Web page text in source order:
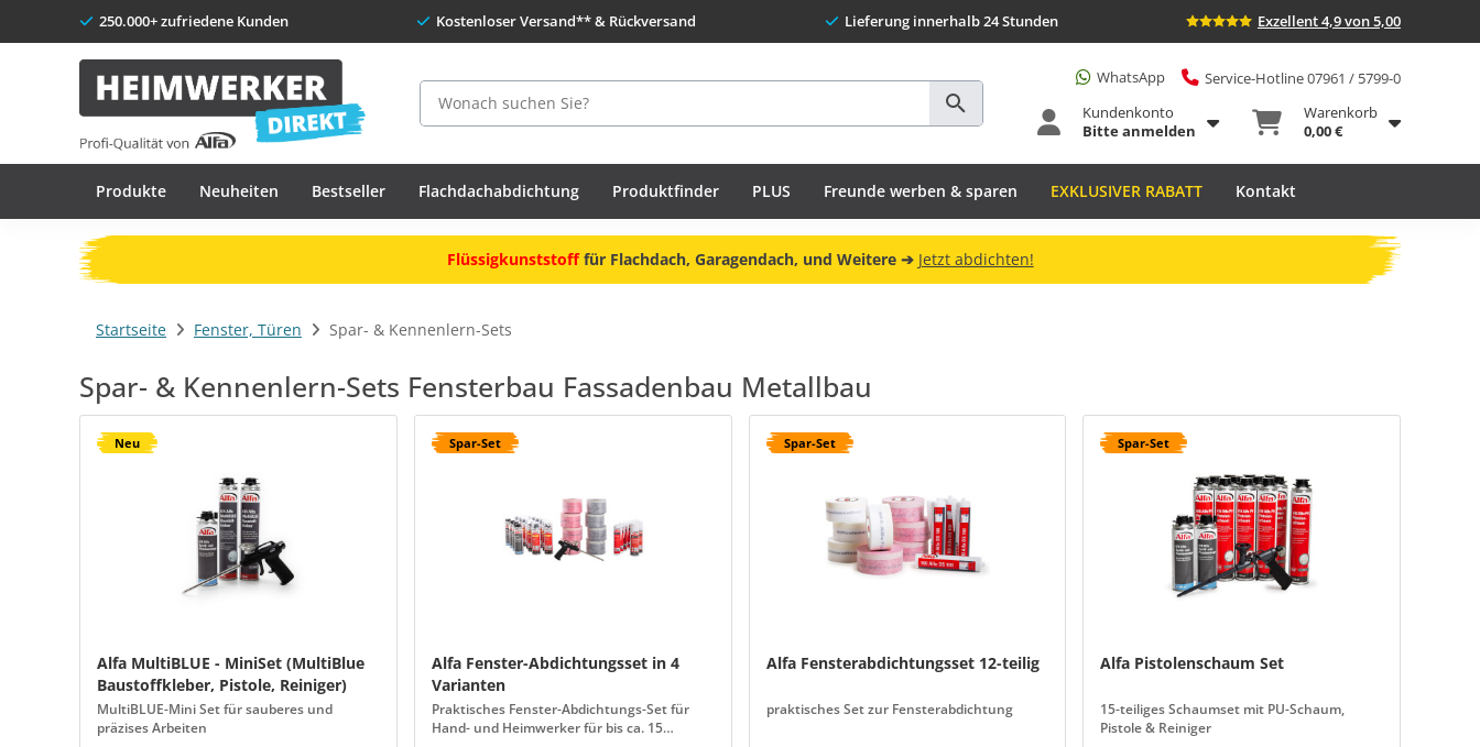
250.000+ zufriedene Kunden Kostenloser Versand** & Rückversand Lieferung innerhalb 24 Stunden Exzellent 4,9 von 5,00
Suche
WhatsApp
Service-Hotline 07961 / 5799-0
Kundenkonto
Bitte anmelden
Warenkorb
0,00 €
Produkte Neuheiten Bestseller Flachdachabdichtung Produktfinder PLUS Freunde werben & sparen EXKLUSIVER RABATT Kontakt
Flüssigkunststofffür Flachdach, Garagendach, und Weitere ➔ Jetzt abdichten!
Startseite Fenster, Türen Spar- & Kennenlern-Sets
Spar- & Kennenlern-Sets Fensterbau Fassadenbau Metallbau
Neu
Alfa MultiBLUE - MiniSet (MultiBlue
Baustoffkleber, Pistole, Reiniger)
MultiBLUE-Mini Set für sauberes und
präzises Arbeiten
Spar-Set
Alfa Fenster-Abdichtungsset in 4
Varianten
Praktisches Fenster-Abdichtungs-Set für
Hand- und Heimwerker für bis ca. 15
Spar-Set
Alfa Fensterabdichtungsset 12-teilig
praktisches Set zur Fensterabdichtung
Spar-Set
Alfa Pistolenschaum Set
15-teiliges Schaumset mit PU-Schaum,
Pistole & Reiniger